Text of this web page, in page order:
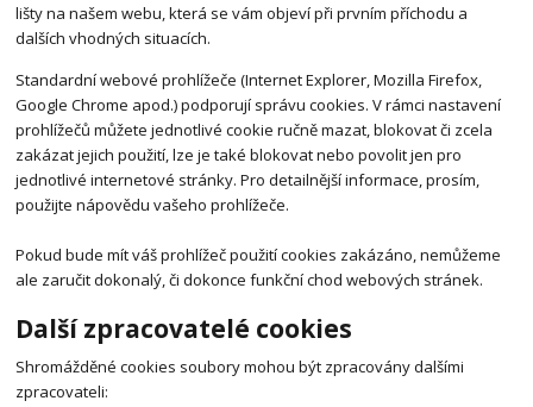
lišty na našem webu, která se vám objeví při prvním příchodu a
dalších vhodných situacích.
Standardní webové prohlížeče (Internet Explorer, Mozilla Firefox,
Google Chrome apod.) podporují správu cookies. V rámci nastavení
prohlížečů můžete jednotlivé cookie ručně mazat, blokovat či zcela
zakázat jejich použití, lze je také blokovat nebo povolit jen pro
jednotlivé internetové stránky. Pro detailnější informace, prosím,
použijte nápovědu vašeho prohlížeče.
Pokud bude mít váš prohlížeč použití cookies zakázáno, nemůžeme
ale zaručit dokonalý, či dokonce funkční chod webových stránek.
Další zpracovatelé cookies
Shromážděné cookies soubory mohou být zpracovány dalšími
zpracovateli: